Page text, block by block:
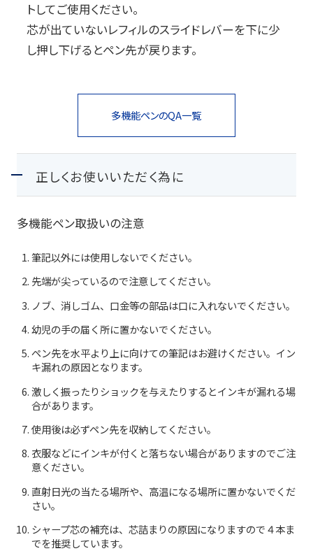
玩具
宝飾
その他新規商材
企業情報
企業情報
サステナビリティ情報
お知らせ
プレスリリース・新製品情報
パイロットのパーパス
ピックアップ
採用情報
サポート
トしてご使用ください。
芯が出ていないレフィルのスライドレバーを下に少
し押し下げるとペン先が戻ります。
多機能ペンのQA一覧
正しくお使いいただく為に
多機能ペン取扱いの注意
筆記以外には使用しないでください。
先端が尖っているので注意してください。
ノブ、消しゴム、口金等の部品は口に入れないでください。
幼児の手の届く所に置かないでください。
ペン先を水平より上に向けての筆記はお避けください。イン
キ漏れの原因となります。
激しく振ったりショックを与えたりするとインキが漏れる場
合があります。
使用後は必ずペン先を収納してください。
衣服などにインキが付くと落ちない場合がありますのでご注
意ください。
直射日光の当たる場所や、高温になる場所に置かないでくだ
さい。
シャープ芯の補充は、芯詰まりの原因になりますので４本ま
でを推奨しています。